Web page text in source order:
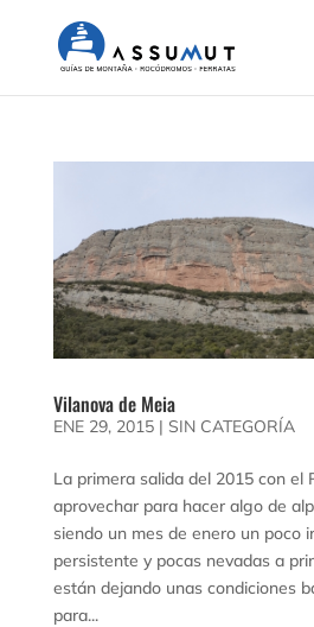
Vilanova de Meia
ENE 29, 2015| SIN CATEGORÍA
La primera salida del 2015 con el
aprovechar para hacer algo de
siendo un mes de enero un poco
persistente y pocas nevadas a
están dejando unas condiciones
para...